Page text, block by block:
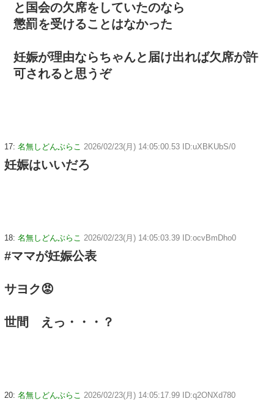
と国会の欠席をしていたのなら
懲罰を受けることはなかった
妊娠が理由ならちゃんと届け出れば欠席が許
可されると思うぞ
17: 名無しどんぶらこ 2026/02/23(月) 14:05:00.53 ID:uXBKUbS/0
妊娠はいいだろ
18: 名無しどんぶらこ 2026/02/23(月) 14:05:03.39 ID:ocvBmDho0
#ママが妊娠公表
サヨク😡
世間 えっ・・・？
20: 名無しどんぶらこ 2026/02/23(月) 14:05:17.99 ID:q2ONXd780